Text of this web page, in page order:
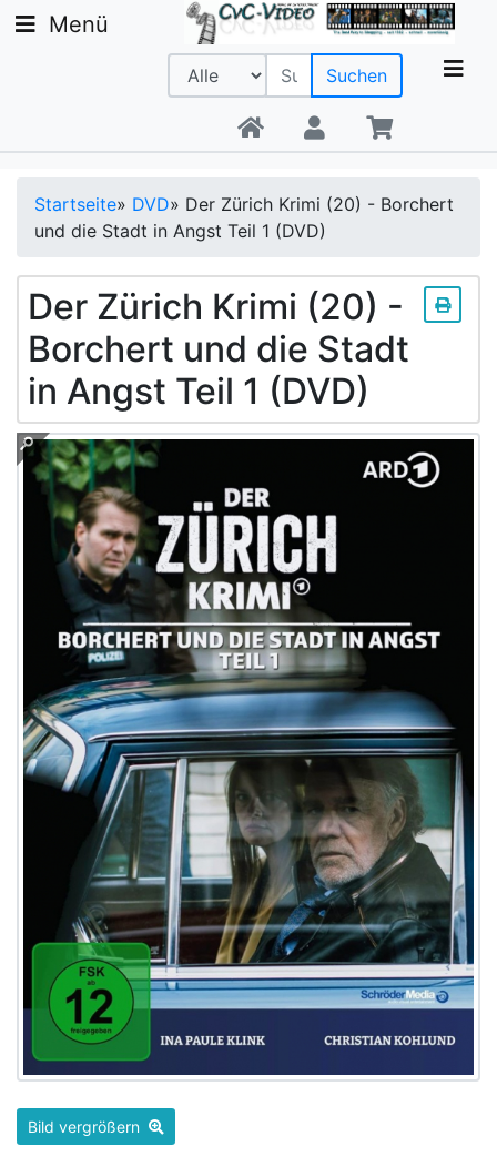
Beratung +49 9142 20 08 56
Menü
Suchen
Startseite» DVD» Der Zürich Krimi (20) - Borchert
und die Stadt in Angst Teil 1 (DVD)
Der Zürich Krimi (20) -
Borchert und die Stadt
in Angst Teil 1 (DVD)
Bild vergrößern